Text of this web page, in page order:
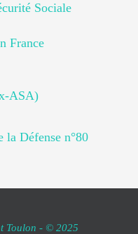
Sociale
France
ASA)
Défense n°80
Toulon - © 2025